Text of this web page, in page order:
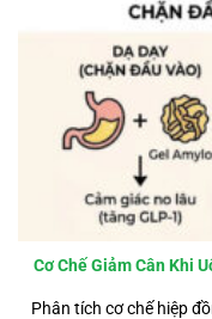
Cơ Chế Giảm Cân Khi
Phân tích cơ chế hiệp